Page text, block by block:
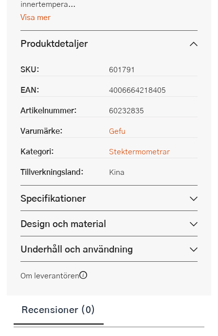
innertempera...
Visa mer
Produktdetaljer
SKU:
601791
EAN:
4006664218405
Artikelnummer:
60232835
Varumärke:
Gefu
Kategori:
Stektermometrar
Tillverkningsland:
Kina
Specifikationer
Design och material
Underhåll och användning
Om leverantören
Recensioner (0)